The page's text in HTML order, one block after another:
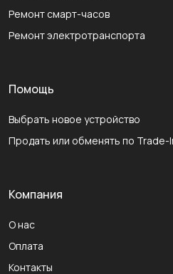
Ремонт смарт-часов
Ремонт электротранспорта
Помощь
Выбрать новое устройство
Продать или обменять по Trade-
Компания
О нас
Оплата
Контакты